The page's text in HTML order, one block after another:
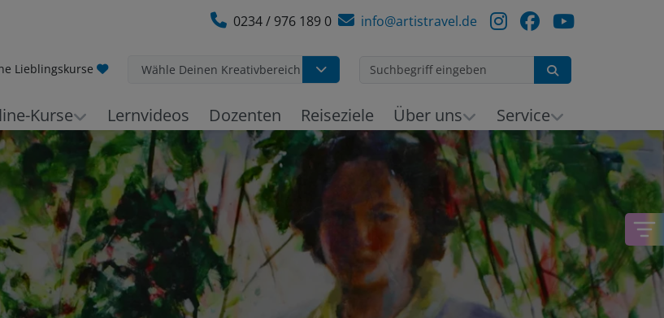
0234 / 976 189 0 info@artistravel.de
Lieblingskurse Wähle Deinen Kreativbereich
Kurse Lernvideos Dozenten Reiseziele Über uns Service